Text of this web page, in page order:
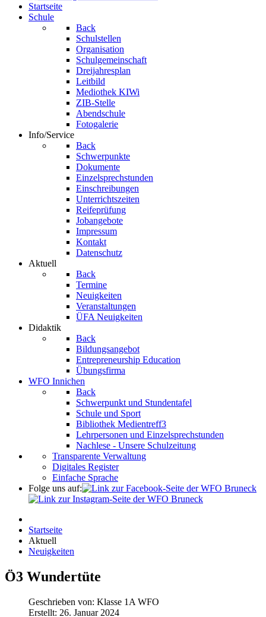
Startseite
Schule
Back
Schulstellen
Organisation
Schulgemeinschaft
Dreijahresplan
Leitbild
Mediothek KIWi
ZIB-Stelle
Abendschule
Fotogalerie
Info/Service
Back
Schwerpunkte
Dokumente
Einzelsprechstunden
Einschreibungen
Unterrichtszeiten
Reifeprüfung
Jobangebote
Impressum
Kontakt
Datenschutz
Aktuell
Back
Termine
Neuigkeiten
Veranstaltungen
ÜFA Neuigkeiten
Didaktik
Back
Bildungsangebot
Entrepreneurship Education
Übungsfirma
WFO Innichen
Back
Schwerpunkt und Stundentafel
Schule und Sport
Bibliothek Medientreff3
Lehrpersonen und Einzelsprechstunden
Nachlese - Unsere Schulzeitung
Transparente Verwaltung
Digitales Register
Einfache Sprache
Folge uns auf:
Startseite
Aktuell
Neuigkeiten
Ö3 Wundertüte
Geschrieben von: Klasse 1A WFO
Erstellt: 26. Januar 2024